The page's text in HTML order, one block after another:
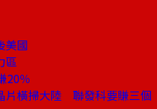
美國
區
20％
片橫掃大陸 聯發科要賺三個